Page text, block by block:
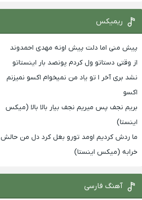
ریمیکس
پیش منی اما دلت پیش اونه مهدی احمدوند
از وقتی دستاتو ول کردم پونصد بار اینستاتو
نشد بری آخر ا تو یاد من نمیخوام اکسو نمیزنم
اکسو
بریم نجف پس میریم نجف بیار بالا بالا (میکس
اینستا)
ما ردش کردیم اومد تورو بغل کرد دل من حالش
خرابه (میکس اینستا)
آهنگ فارسی